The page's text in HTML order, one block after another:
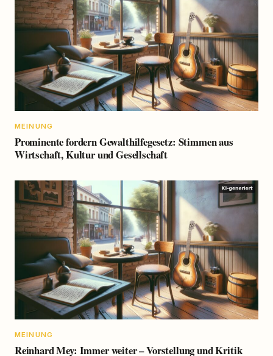
MEINUNG
Prominente fordern Gewalthilfegesetz: Stimmen aus
Wirtschaft, Kultur und Gesellschaft
MEINUNG
Reinhard Mey: Immer weiter – Vorstellung und Kritik